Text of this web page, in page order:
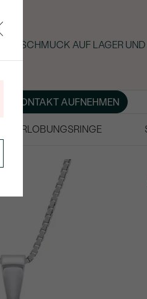
SCHMUCK AUF LAGER
KONTAKT AUFNEHMEN
VERLOBUNGSRINGE